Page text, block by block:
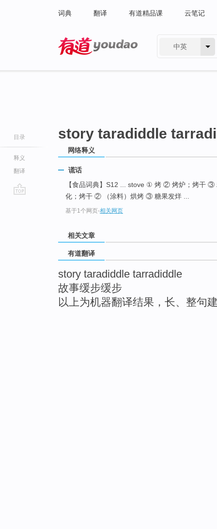
词典 翻译 有道精品课 云笔记
中英
目录
释义
翻译
story taradiddle
网络释义
谎话
【食品词典】S12 ... stove ① 烤 ② 烤炉；烤干
化；烤干 ② （涂料）烘烤 ③ 糖果发烊 ...
基于1个网页-相关网页
相关文章
有道翻译
story taradiddle tarradiddle
故事缓步缓步
以上为机器翻译结果，长、整句